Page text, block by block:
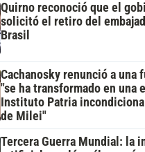
Quirno reconoció que el
solicitó el retiro del
Brasil
Cachanosky renunció a una
"se ha transformado en una
Instituto Patria
de Milei"
Tercera Guerra Mundial: la